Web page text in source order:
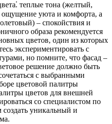
теплые тона (желтый,
уюта и комфорта, а
– спокойствия и
образа рекомендуется
цветов, один из которых
экспериментировать с
но помните, что фасад –
решение должно быть
с выбранными
цветовой палитры
цветов для внешней
со специалистом по
уникальный и